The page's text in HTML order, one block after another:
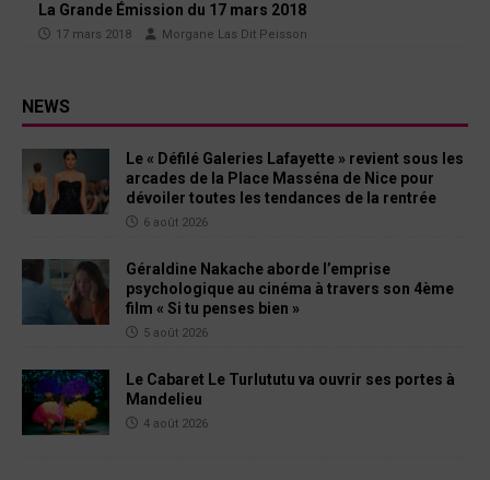
La Grande Émission du 17 mars 2018
17 mars 2018 Morgane Las Dit Peisson
NEWS
Le « Défilé Galeries Lafayette » revient sous les
arcades de la Place Masséna de Nice pour
dévoiler toutes les tendances de la rentrée
6 août 2026
Géraldine Nakache aborde l’emprise
psychologique au cinéma à travers son 4ème
film « Si tu penses bien »
5 août 2026
Le Cabaret Le Turlututu va ouvrir ses portes à
Mandelieu
4 août 2026